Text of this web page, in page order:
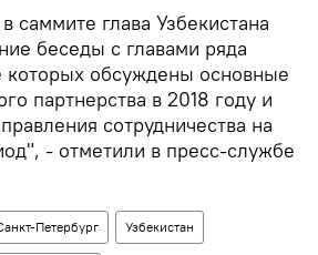
саммите глава Узбекистана
беседы с главами ряда
которых обсуждены основные
партнерства в 2018 году и
сотрудничества на
- отметили в пресс-службе
Петербург Узбекистан